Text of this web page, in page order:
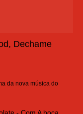
Dechame
da nova música do